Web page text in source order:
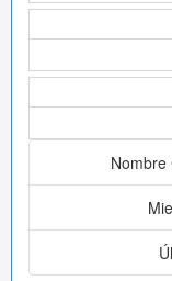
Nombre